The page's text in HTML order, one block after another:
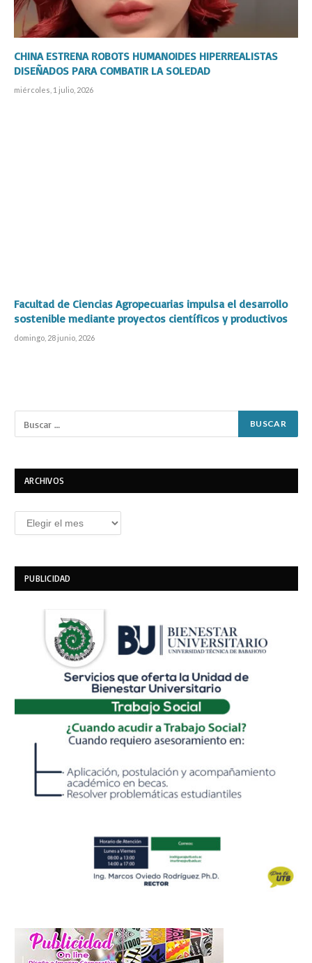
CHINA ESTRENA ROBOTS HUMANOIDES HIPERREALISTAS
DISEÑADOS PARA COMBATIR LA SOLEDAD
miércoles, 1 julio, 2026
Facultad de Ciencias Agropecuarias impulsa el desarrollo
sostenible mediante proyectos científicos y productivos
domingo, 28 junio, 2026
ARCHIVOS
Archivos
PUBLICIDAD